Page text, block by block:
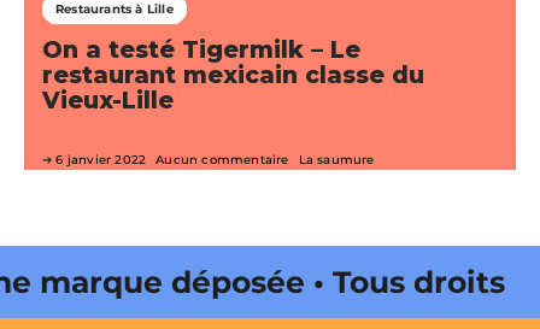
Restaurants à Lille
On a testé Tigermilk – Le
restaurant mexicain classe du
Vieux-Lille
6 janvier 2022 Aucun commentaire La saumure
marque déposée • Tous droits